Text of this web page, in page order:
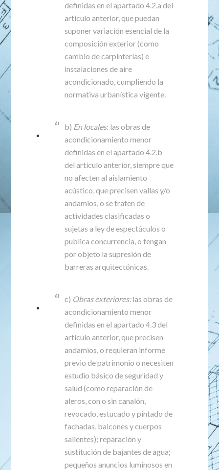
definidas en el apartado 4.2.a del
artículo anterior, que puedan
suponer variación esencial de la
composición exterior (como
cambio de carpinterías) e
instalaciones de aire
acondicionado, cumpliendo la
normativa urbanística vigente.
b) En locales: las obras de
acondicionamiento menor
definidas en el apartado 4.2.b
del artículo anterior, siempre que
no afecten al aislamiento
acústico, que precisen vallas y/o
andamios, o se traten de
actividades clasificadas o
sujetas a ley de espectáculos o
publica concurrencia, o tengan
por objeto la supresión de
barreras arquitectónicas.
c) Obras exteriores:las obras de
acondicionamiento menor
definidas en el apartado 4.3 del
artículo anterior, que precisen
andamios, o requieran informe
previo de patrimonio o necesiten
estudio básico de seguridad y
salud (como reparación de
aleros, con o sin canalón,
revocado, estucado y pintado de
fachadas, balcones y cuerpos
salientes); reparación y
sustitución de bajantes de agua;
pequeños anuncios luminosos en